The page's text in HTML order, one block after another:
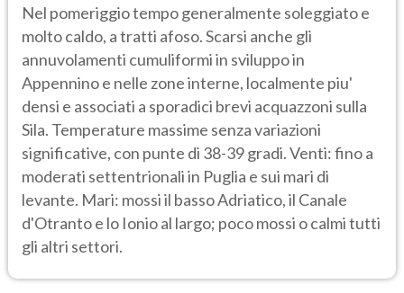
Nel pomeriggio tempo generalmente soleggiato e
molto caldo, a tratti afoso. Scarsi anche gli
annuvolamenti cumuliformi in sviluppo in
Appennino e nelle zone interne, localmente piu'
densi e associati a sporadici brevi acquazzoni sulla
Sila. Temperature massime senza variazioni
significative, con punte di 38-39 gradi. Venti: fino a
moderati settentrionali in Puglia e sui mari di
levante. Mari: mossi il basso Adriatico, il Canale
d'Otranto e lo Ionio al largo; poco mossi o calmi tutti
gli altri settori.